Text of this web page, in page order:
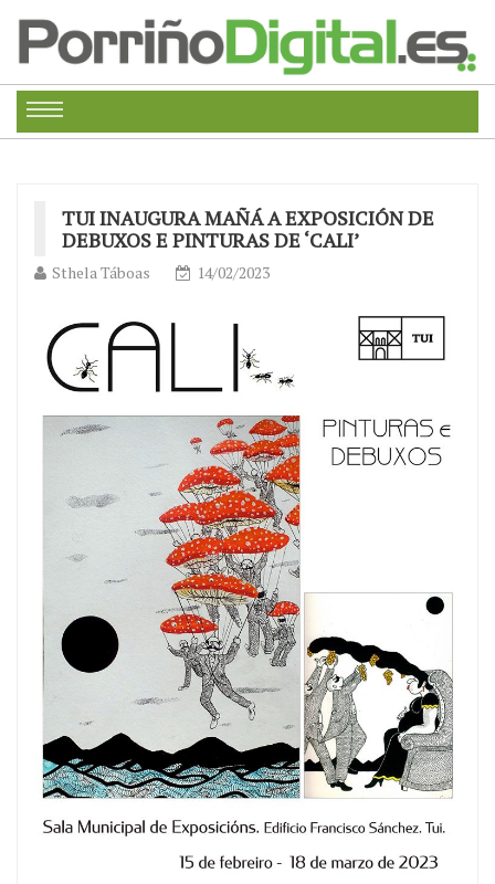
TUI INAUGURA MAÑÁ A EXPOSICIÓN DE
DEBUXOS E PINTURAS DE ‘CALI’
Sthela Táboas 14/02/2023